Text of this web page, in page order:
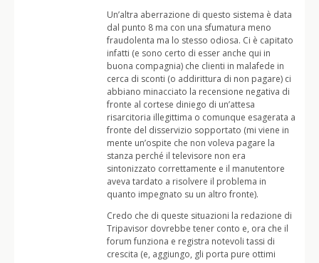
Un’altra aberrazione di questo sistema è data
dal punto 8 ma con una sfumatura meno
fraudolenta ma lo stesso odiosa. Ci è capitato
infatti (e sono certo di esser anche qui in
buona compagnia) che clienti in malafede in
cerca di sconti (o addirittura di non pagare) ci
abbiano minacciato la recensione negativa di
fronte al cortese diniego di un’attesa
risarcitoria illegittima o comunque esagerata a
fronte del disservizio sopportato (mi viene in
mente un’ospite che non voleva pagare la
stanza perché il televisore non era
sintonizzato correttamente e il manutentore
aveva tardato a risolvere il problema in
quanto impegnato su un altro fronte).
Credo che di queste situazioni la redazione di
Tripavisor dovrebbe tener conto e, ora che il
forum funziona e registra notevoli tassi di
crescita (e, aggiungo, gli porta pure ottimi